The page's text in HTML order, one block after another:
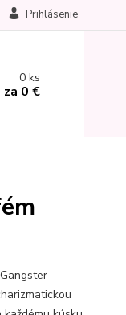
Prihlásenie
0ks
za 0 €